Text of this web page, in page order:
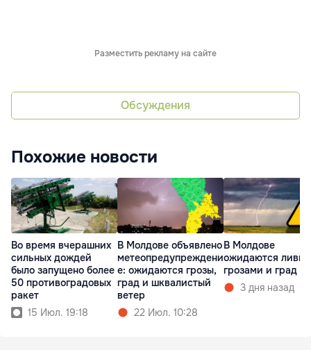
Разместить рекламу на сайте
Обсуждения
Похожие новости
Во время вчерашних
сильных дождей
было запущено более
50 противоградовых
ракет
15 Июл. 19:18
В Молдове объявлено
метеопредупреждени
е: ожидаются грозы,
град и шквалистый
ветер
22 Июл. 10:28
В Молдове
ожидаются
грозами и град
3 дня назад